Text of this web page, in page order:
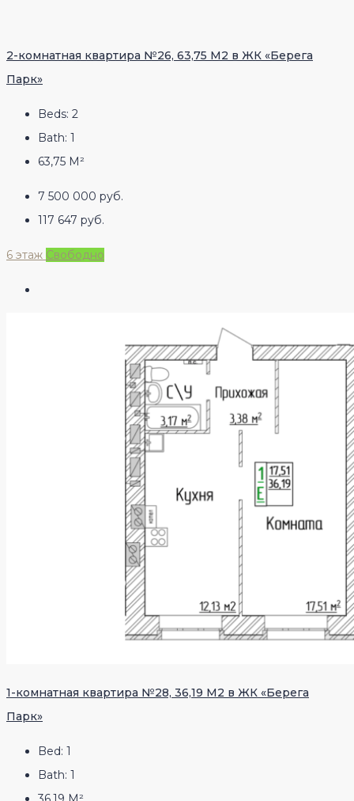
2-комнатная квартира №26, 63,75 М2 в ЖК «Берега
Парк»
Beds: 2
Bath: 1
63,75 М²
7 500 000 руб.
117 647 руб.
6 этаж Свободно
1-комнатная квартира №28, 36,19 М2 в ЖК «Берега
Парк»
Bed: 1
Bath: 1